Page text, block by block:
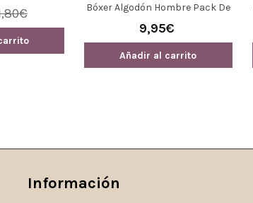
Bóxer Algodón Hombre Pack De
2 Ysabel Mora 20198
9,95€
Añadir al carrito
Información